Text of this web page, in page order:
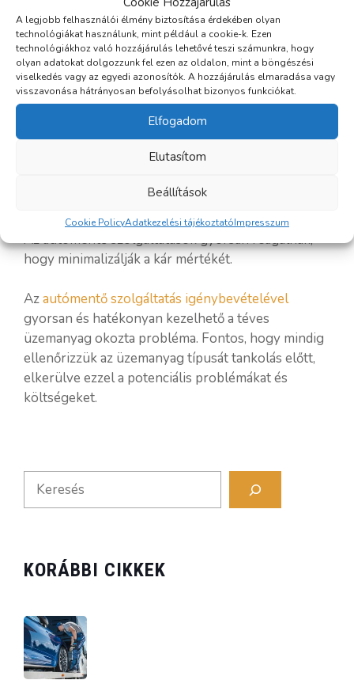
A legjobb felhasználói élmény biztosítása érdekében olyan
technológiákat használunk, mint például a cookie-k. Ezen
technológiákhoz való hozzájárulás lehetővé teszi számunkra, hogy
olyan adatokat dolgozzunk fel ezen az oldalon, mint a böngészési
viselkedés vagy az egyedi azonosítók. A hozzájárulás elmaradása vagy
visszavonása hátrányosan befolyásolhat bizonyos funkciókat.
Elfogadom
Elutasítom
Beállítások
Cookie PolicyAdatkezelési tájékoztatóImpresszum
Az autómentők tanácsot adhatnak a legjobb
teendőkről és szakműhelyekről.
További szolgáltatások
Néhány szolgáltatás kínálhat további javításokat,
mint az alkatrészek cseréje vagy a motor belső
Az autómentő szolgáltatások gyorsan reagálnak,
hogy minimalizálják a kár mértékét.
Azautómentő szolgáltatás igénybevételével
gyorsan és hatékonyan kezelhető a téves
üzemanyag okozta probléma. Fontos, hogy mindig
ellenőrizzük az üzemanyag típusát tankolás előtt,
elkerülve ezzel a potenciális problémákat és
költségeket.
Search
KORÁBBI CIKKEK